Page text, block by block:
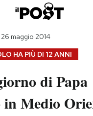
Auto
Moda
Consumismi
HA PIÙ DI 12 ANNI
maggio 2014
di Papa
in Medio